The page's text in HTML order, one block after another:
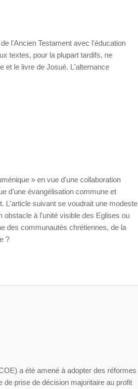
l'Ancien Testament avec l'éducation
textes, pour la plupart tardifs, ne
et le livre de Josué. L'alternance
» en vue d'une collaboration
d'une évangélisation commune et
L'article suivant se voudrait une modeste
à l'unité visible des Eglises ou
des communautés chrétiennes, de la
?
a été amené à adopter des réformes
prise de décision majoritaire au profit